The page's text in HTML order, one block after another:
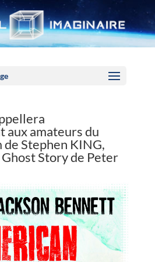
aux amateurs du
de Stephen KING,
Story de Peter